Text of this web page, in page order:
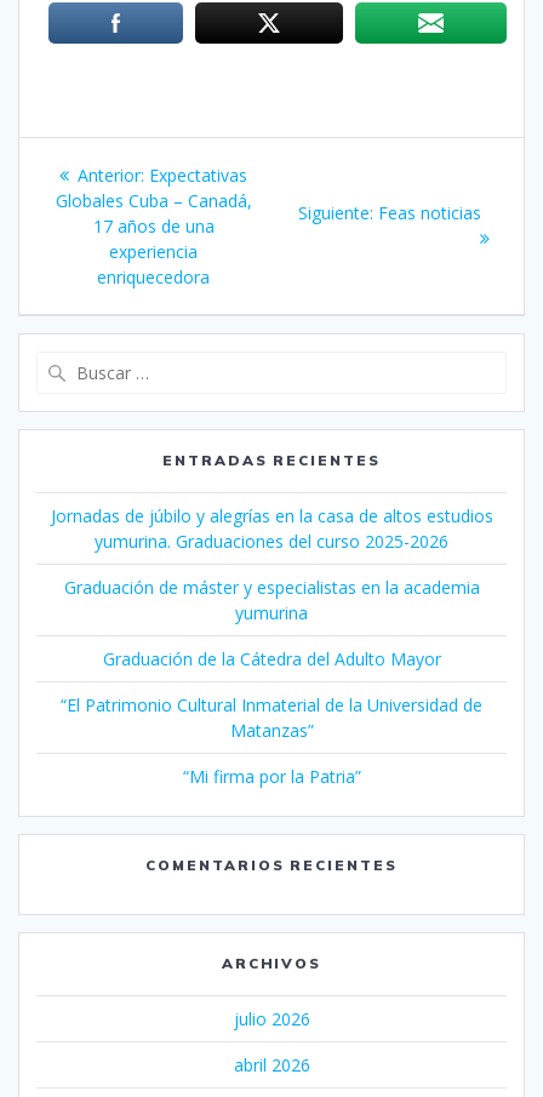
Navegación
de
entradas
Anterior: Entrada
anterior:
Expectativas
Globales Cuba – Canadá,
17 años de una
experiencia
enriquecedora
Siguiente: Siguiente
Feas noticias
ENTRADAS RECIENTES
Jornadas de júbilo y alegrías en la casa de altos estudios
yumurina. Graduaciones del curso 2025-2026
Graduación de máster y especialistas en la academia
yumurina
Graduación de la Cátedra del Adulto Mayor
“El Patrimonio Cultural Inmaterial de la Universidad de
Matanzas”
“Mi firma por la Patria”
COMENTARIOS RECIENTES
ARCHIVOS
julio 2026
abril 2026